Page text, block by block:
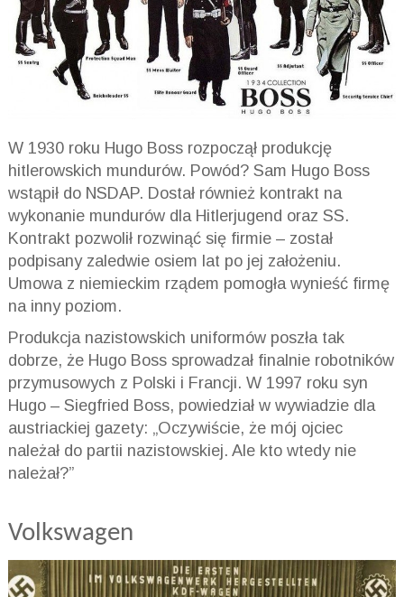
W 1930 roku Hugo Boss rozpoczął produkcję
hitlerowskich mundurów. Powód? Sam Hugo Boss
wstąpił do NSDAP. Dostał również kontrakt na
wykonanie mundurów dla Hitlerjugend oraz SS.
Kontrakt pozwolił rozwinąć się firmie – został
podpisany zaledwie osiem lat po jej założeniu.
Umowa z niemieckim rządem pomogła wynieść firmę
na inny poziom.
Produkcja nazistowskich uniformów poszła tak
dobrze, że Hugo Boss sprowadzał finalnie robotników
przymusowych z Polski i Francji. W 1997 roku syn
Hugo – Siegfried Boss, powiedział w wywiadzie dla
austriackiej gazety: „Oczywiście, że mój ojciec
należał do partii nazistowskiej. Ale kto wtedy nie
należał?”
Volkswagen